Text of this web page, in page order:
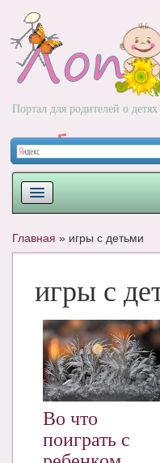
Портал для родителей о детях
НОВОРОЖДЕННЫЙ
РАЗВИТИЕ
ВОПРОС-ОТВЕТ
КНИГИ
Рекомендовано
Главная » игры с детьми
игры с
Во что
поиграть с